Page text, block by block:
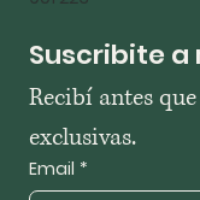
Suscribite
Recibí antes
exclusivas.
Email *